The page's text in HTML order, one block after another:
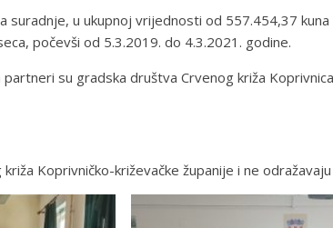
u ukupnoj vrijednosti od 557.454,37
počevši od 5.3.2019. do 4.3.2021. godine.
su gradska društva Crvenog križa
Koprivničko-križevačke županije i ne